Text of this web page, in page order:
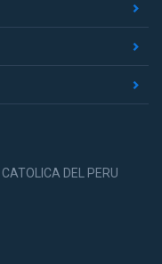
DEL PERU